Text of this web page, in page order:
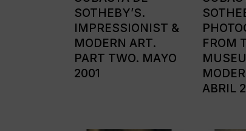
SOTHEBY’S.
IMPRESSIONIST &
MODERN ART.
PART TWO. MAYO
2001
FROM
ABRIL